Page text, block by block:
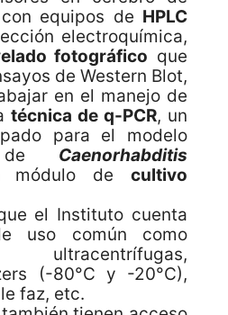
equipos de HPLC
electroquímica,
fotográfico que
de Western Blot,
en el manejo de
técnica de q-PCR, un
para el modelo
de Caenorhabditis
de cultivo
el Instituto cuenta
uso común como
(-80°C y -20°C),
faz, etc.